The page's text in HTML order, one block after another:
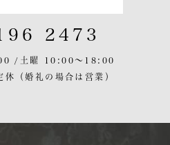
2473
/ 土曜 10:00〜18:00
休
（婚礼の場合は営業）